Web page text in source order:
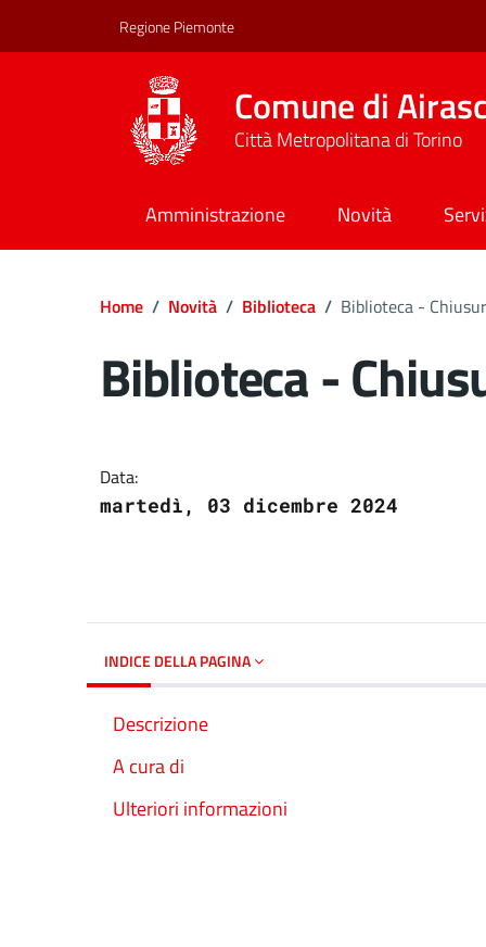
Regione Piemonte
Comune di
Città Metropolitana di Torino
Amministrazione Novità
Home / Novità / Biblioteca / Biblioteca -
Biblioteca -
Data:
martedì, 03 dicembre 2024
INDICE DELLA PAGINA
Descrizione
A cura di
Ulteriori informazioni